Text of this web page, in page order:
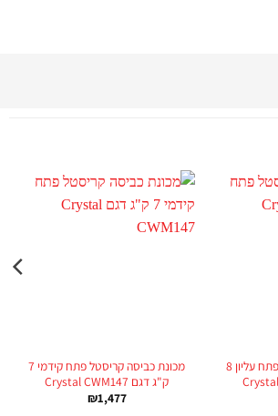
מכונת כביסה קריסטל פתח עליון 8
מכונת כביסה קריסטל פתח קידמי 7
ק"ג דגם Crystal CWM147
₪1,477